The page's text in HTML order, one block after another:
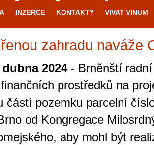
INZERCE KONTAKTY VIVAT VINUM
zahradu naváže
2024- Brněnští radní
prostředků na
částí pozemku parcelní
od Kongregace
aby mohl být
Průvodce
Brně: Od
automaty
Brno je
zajímavé
restaurace,
ale také místem, kde si